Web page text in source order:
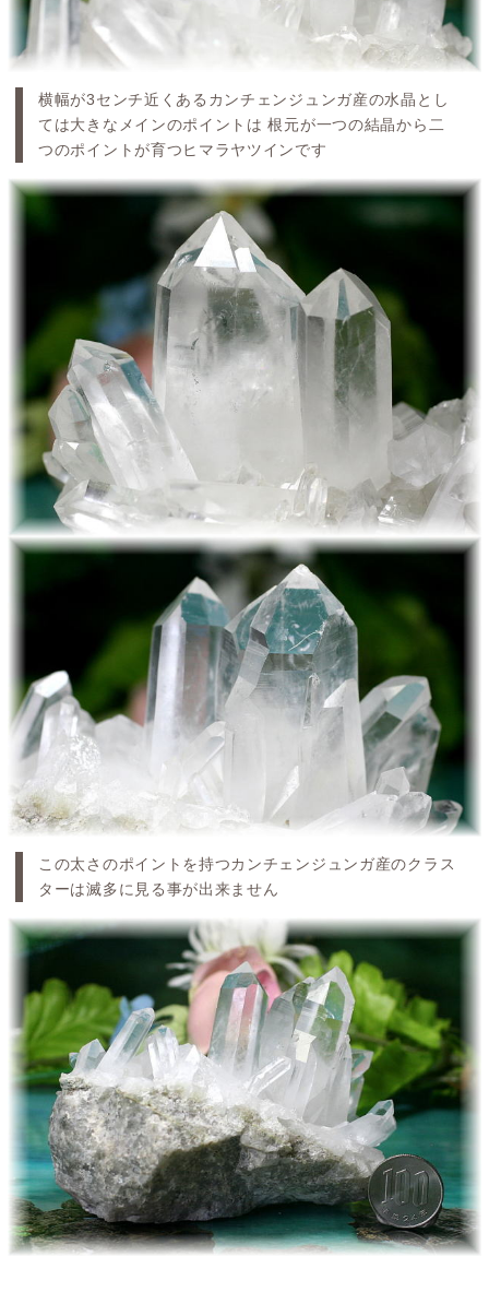
横幅が3センチ近くあるカンチェンジュンガ産の水晶とし
ては大きなメインのポイントは 根元が一つの結晶から二
つのポイントが育つヒマラヤツインです
この太さのポイントを持つカンチェンジュンガ産のクラス
ターは滅多に見る事が出来ません